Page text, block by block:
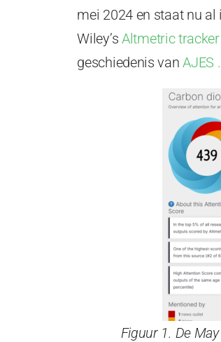
mei 2024 en staat nu
Wiley’s Altmetric tracker
geschiedenis vanAJES .
Figuur 1. De